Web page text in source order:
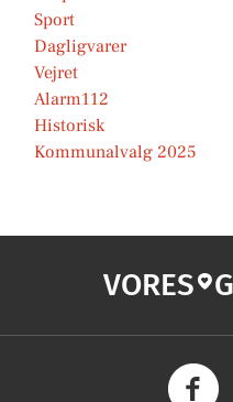
Sport
Dagligvarer
Vejret
Alarm112
Historisk
Kommunalvalg 2025
VORES